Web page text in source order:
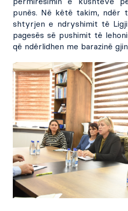
punës. Në këtë takim, ndër
shtyrjen e ndryshimit të
pagesës së pushimit të
që ndërlidhen me barazinë